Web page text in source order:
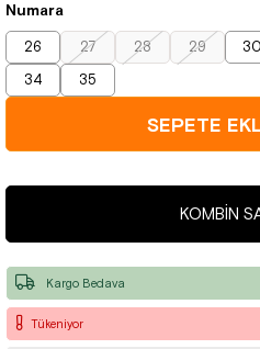
Numara
26 27 28 29 30
34
35
KOMBIN
Tükeniyor
Kargo Bedava